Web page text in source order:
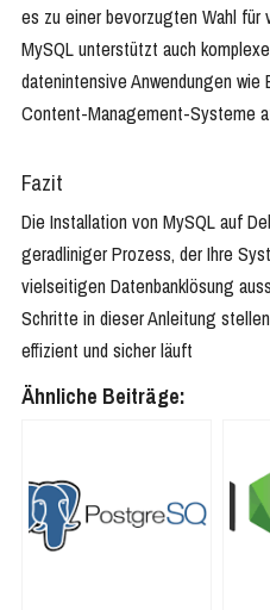
es zu einer bevorzugten Wahl für
MySQL unterstützt auch
datenintensive Anwendungen
Content-Management-Systeme
Fazit
Die Installation von MySQL auf
geradliniger Prozess, der Ihre
vielseitigen Datenbanklösung
Schritte in dieser Anleitung
effizient und sicher läuft
Ähnliche Beiträge: